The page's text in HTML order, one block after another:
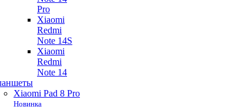
Pro
Xiaomi
Redmi
Note 14S
Xiaomi
Redmi
Note 14
Xiaomi Pad 8 Pro
Новинка